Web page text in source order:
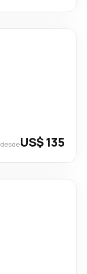
desdeUS$ 135